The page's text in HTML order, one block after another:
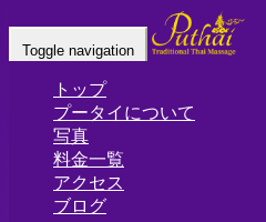
Toggle navigation
トップ
プータイについて
写真
料金一覧
アクセス
ブログ
Home-充電器…